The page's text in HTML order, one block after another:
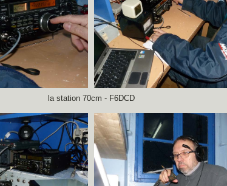
la station 70cm - F6DCD